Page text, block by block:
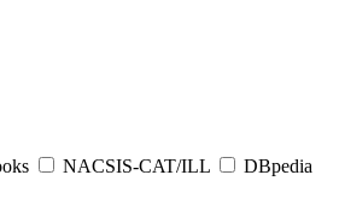
NACSIS-CAT/ILL
DBpedia